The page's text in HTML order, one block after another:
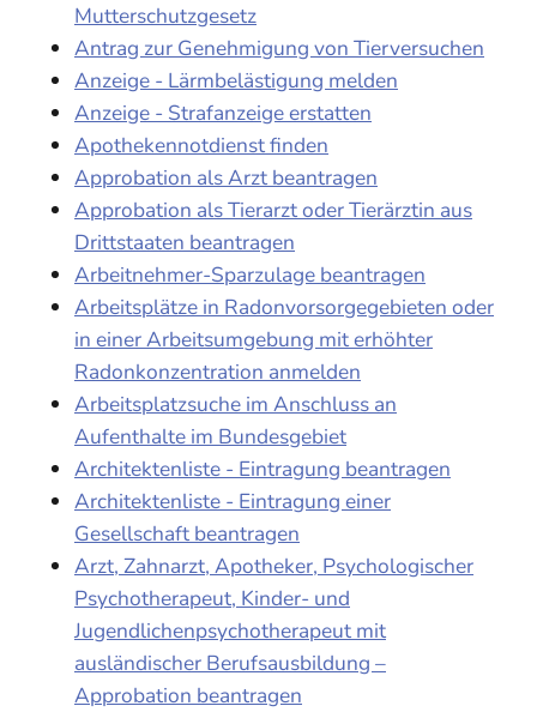
Mutterschutzgesetz
Antrag zur Genehmigung von Tierversuchen
Anzeige - Lärmbelästigung melden
Anzeige - Strafanzeige erstatten
Apothekennotdienst finden
Approbation als Arzt beantragen
Approbation als Tierarzt oder Tierärztin aus
Drittstaaten beantragen
Arbeitnehmer-Sparzulage beantragen
Arbeitsplätze in Radonvorsorgegebieten oder
in einer Arbeitsumgebung mit erhöhter
Radonkonzentration anmelden
Arbeitsplatzsuche im Anschluss an
Aufenthalte im Bundesgebiet
Architektenliste - Eintragung beantragen
Architektenliste - Eintragung einer
Gesellschaft beantragen
Arzt, Zahnarzt, Apotheker, Psychologischer
Psychotherapeut, Kinder- und
Jugendlichenpsychotherapeut mit
ausländischer Berufsausbildung –
Approbation beantragen